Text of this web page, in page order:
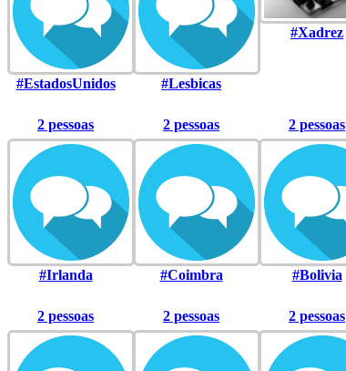
#EstadosUnidos #Lesbicas
#Xadrez
2 pessoas
#Irlanda
2 pessoas
#Coimbra
2 pessoas
#Bolivia
2 pessoas 2 pessoas 2 pessoas